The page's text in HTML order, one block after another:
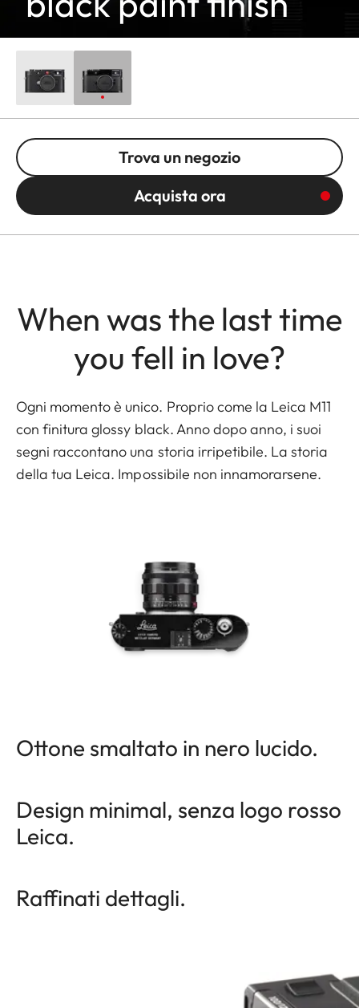
Trova un negozio
Acquista ora
When was the last time
you fell in love?
Ogni momento è unico. Proprio come la Leica M11
con finitura glossy black. Anno dopo anno, i suoi
segni raccontano una storia irripetibile. La storia
della tua Leica. Impossibile non innamorarsene.
Ottone smaltato in nero lucido.
Design minimal, senza logo rosso
Leica.
Raffinati dettagli.